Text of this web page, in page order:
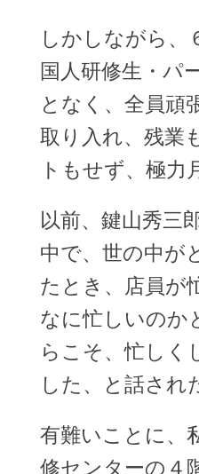
しかしながら、
国人研修生・パ
となく、全員頑
取り入れ、残業
トもせず、極力
以前、鍵山秀三
中で、世の中が
たとき、店員が
なに忙しいのか
らこそ、忙しく
した、と話され
有難いことに、
修センターの４